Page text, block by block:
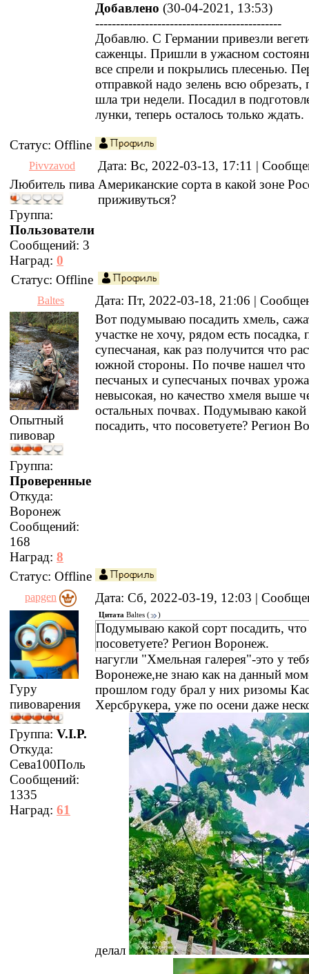
Добавлено (30-04-2021, 13:53)
---------------------------------------------
Добавлю. С Германии привезли
саженцы. Пришли в ужасном
все спрели и покрылись плесенью.
отправкой надо зелень всю обрезать,
шла три недели. Посадил в
лунки, теперь осталось только ждать.
Статус: Offline
Pivvzavod
Дата: Вс, 2022-03-13, 17:11 |
Любитель пива
Группа:
Пользователи
Сообщений: 3
Наград: 0
Американские сорта в какой зоне
приживуться?
Статус: Offline
Baltes Дата: Пт, 2022-03-18, 21:06 |
Опытный
пивовар
Группа:
Проверенные
Откуда:
Воронеж
Сообщений:
168
Наград: 8
Вот подумываю посадить хмель,
участке не хочу, рядом есть посадка,
супесчаная, как раз получится что
южной стороны. По почве нашел что
песчаных и супесчаных почвах
невысокая, но качество хмеля выше
остальных почвах. Подумываю какой
посадить, что посоветуете? Регион
Статус: Offline
papgen Дата: Сб, 2022-03-19, 12:03 |
Гуру
пивоварения
Группа: V.I.P.
Откуда:
Сева100Поль
Сообщений:
1335
Наград: 61
Цитата Baltes ( )
Подумываю какой сорт посадить, что
посоветуете? Регион Воронеж.
нагугли "Хмельная галерея"-это у
Воронеже,не знаю как на данный
прошлом году брал у них ризомы
Херсбрукера, уже по осени даже
делал